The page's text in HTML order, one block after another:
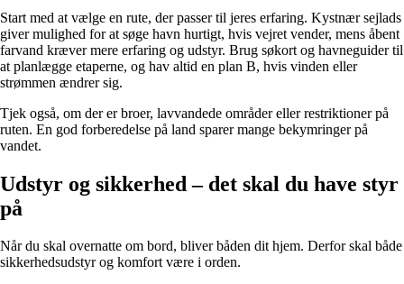
Start med at vælge en rute, der passer til jeres erfaring. Kystnær sejlads
giver mulighed for at søge havn hurtigt, hvis vejret vender, mens åbent
farvand kræver mere erfaring og udstyr. Brug søkort og havneguider til
at planlægge etaperne, og hav altid en plan B, hvis vinden eller
strømmen ændrer sig.
Tjek også, om der er broer, lavvandede områder eller restriktioner på
ruten. En god forberedelse på land sparer mange bekymringer på
vandet.
Udstyr og sikkerhed – det skal du have styr
på
Når du skal overnatte om bord, bliver båden dit hjem. Derfor skal både
sikkerhedsudstyr og komfort være i orden.